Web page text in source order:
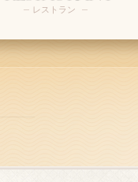
レストラン